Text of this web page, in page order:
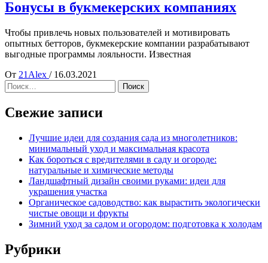
Бонусы в букмекерских компаниях
Чтобы привлечь новых пользователей и мотивировать
опытных бетторов, букмекерские компании разрабатывают
выгодные программы лояльности. Известная
От 21Alex / 16.03.2021
Найти:
Свежие записи
Лучшие идеи для создания сада из многолетников:
минимальный уход и максимальная красота
Как бороться с вредителями в саду и огороде:
натуральные и химические методы
Ландшафтный дизайн своими руками: идеи для
украшения участка
Органическое садоводство: как вырастить экологически
чистые овощи и фрукты
Зимний уход за садом и огородом: подготовка к холодам
Рубрики